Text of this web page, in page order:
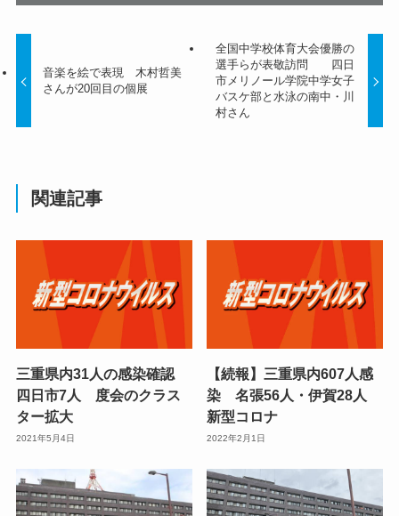
音楽を絵で表現 木村哲美
さんが20回目の個展
全国中学校体育大会優勝の
選手らが表敬訪問 四日
市メリノール学院中学女子
バスケ部と水泳の南中・川
村さん
関連記事
三重県内31人の感染確認
四日市7人 度会のクラス
ター拡大
2021年5月4日
【続報】三重県内607人感
染 名張56人・伊賀28人
新型コロナ
2022年2月1日